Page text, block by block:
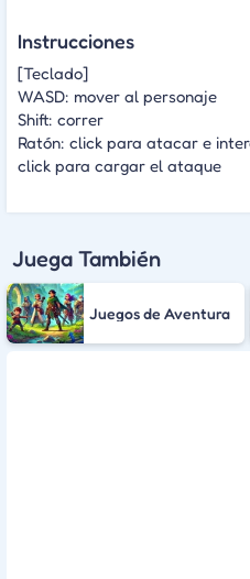
Instrucciones
[Teclado]
WASD: mover al personaje
Shift: correr
Ratón: click para atacar e
click para cargar el ataque
Juega También
Juegos de Aventura